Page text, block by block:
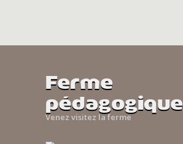
Ferme
pédagogique
Venez visitez la ferme